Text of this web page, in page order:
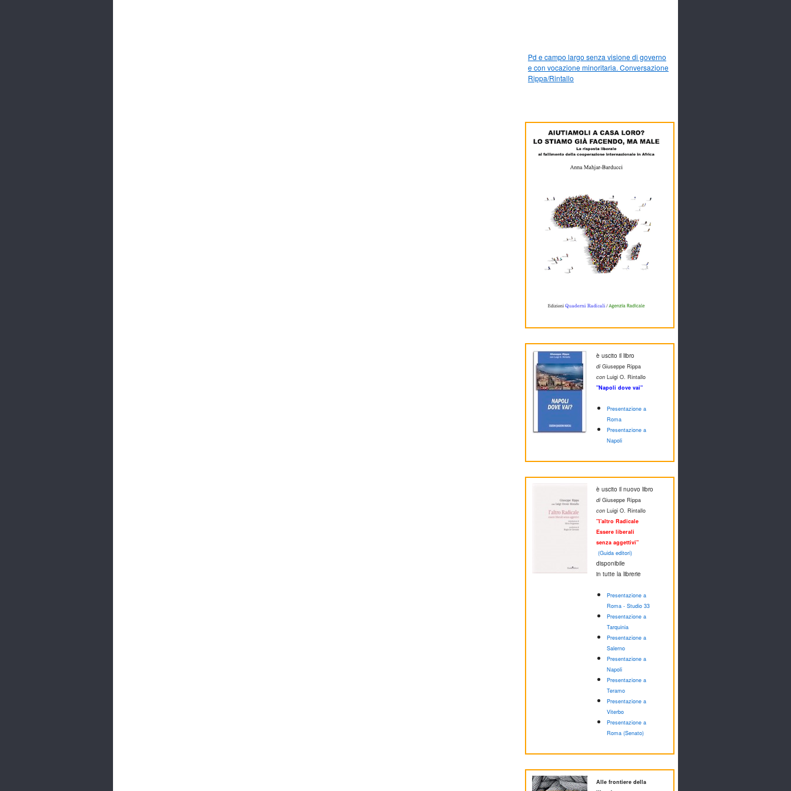
Pd e campo largo senza visione di governo
e con vocazione minoritaria. Conversazione
Rippa/Rintallo
è uscito il libro
diGiuseppe Rippa
con Luigi O. Rintallo
"Napoli dove vai"
Presentazione a
Roma
Presentazione a
Napoli
è uscito il nuovo libro
diGiuseppe Rippa
con Luigi O. Rintallo
"l'altro Radicale
Essere liberali
senza aggettivi"
(Guida editori)
disponibile
in tutte la librerie
Presentazione a
Roma - Studio 33
Presentazione a
Tarquinia
Presentazione a
Salerno
Presentazione a
Napoli
Presentazione a
Teramo
Presentazione a
Viterbo
Presentazione a
Roma (Senato)
Alle frontiere della